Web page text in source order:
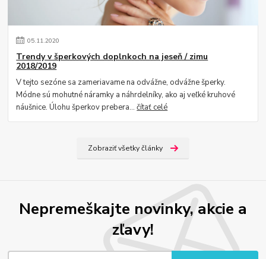
05.11.2020
Trendy v šperkových doplnkoch na jeseň / zimu
2018/2019
V tejto sezóne sa zameriavame na odvážne, odvážne šperky.
Módne sú mohutné náramky a náhrdelníky, ako aj veľké kruhové
náušnice. Úlohu šperkov prebera...čítať celé
Zobraziť všetky články
Nepremeškajte novinky, akcie a
zľavy!